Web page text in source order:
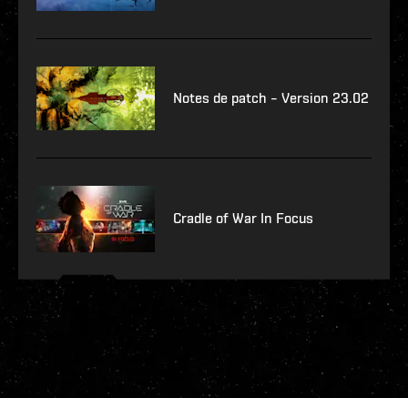
Notes de patch – Version 23.02
Cradle of War In Focus